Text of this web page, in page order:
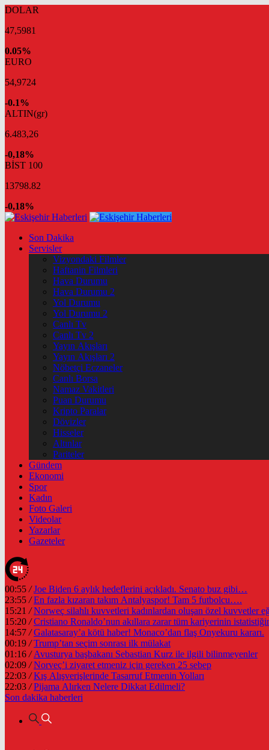
DOLAR
47,5981
0.05%
EURO
54,9724
-0.1%
ALTIN(gr)
6.483,26
-0,18%
BİST 100
13798.82
-0,18%
Son Dakika
Servisler
Vizyondaki Filmler
Haftanin Filmleri
Hava Durumu
Hava Durumu 2
Yol Durumu
Yol Durumu 2
Canlı Tv
Canlı Tv 2
Yayın Akışları
Yayın Akışları 2
Nöbetçi Eczaneler
Canlı Borsa
Namaz Vakitleri
Puan Durumu
Kripto Paralar
Dövizler
Hisseler
Altınlar
Pariteler
Gündem
Ekonomi
Spor
Kadın
Foto Galeri
Videolar
Yazarlar
Gazeteler
00:55 / Joe Biden 6 aylık hedeflerini açıkladı. Senato buz gibi…
23:55 / En fazla kızaran takım Antalyaspor! Tam 5 futbolcu….
15:21 / Norweç silahlı kuvvetleri kadınlardan oluşan özel kuvvetler
15:20 / Cristiano Ronaldo’nun akıllara zarar tüm kariyerinin
14:57 / Galatasaray’a kötü haber! Monaco’dan flaş Onyekuru kararı.
00:19 / Trump’tan seçim sonrası ilk mülakat
01:16 / Avusturya başbakanı Sebastian Kurz ile ilgili bilinmeyenler
02:09 / Norveç’i ziyaret etmeniz için gereken 25 sebep
22:03 / Kış Alışverişlerinde Tasarruf Etmenin Yolları
22:03 / Pijama Alırken Nelere Dikkat Edilmeli?
Son dakika haberleri